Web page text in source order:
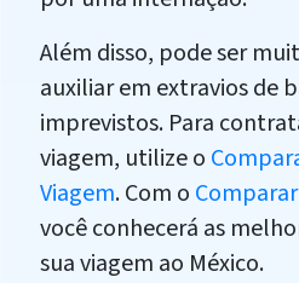
Além disso, pode ser
auxiliar em extravios de
imprevistos. Para
viagem, utilize o
Viagem. Com o
você conhecerá as
sua viagem ao México.